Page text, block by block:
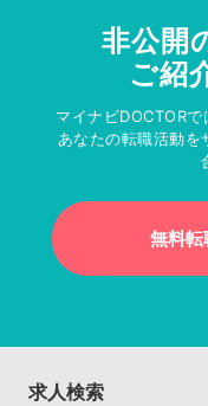
非公開
ご紹
マイナビDOCTOR
あなたの転職活動を
無料転
求人検索